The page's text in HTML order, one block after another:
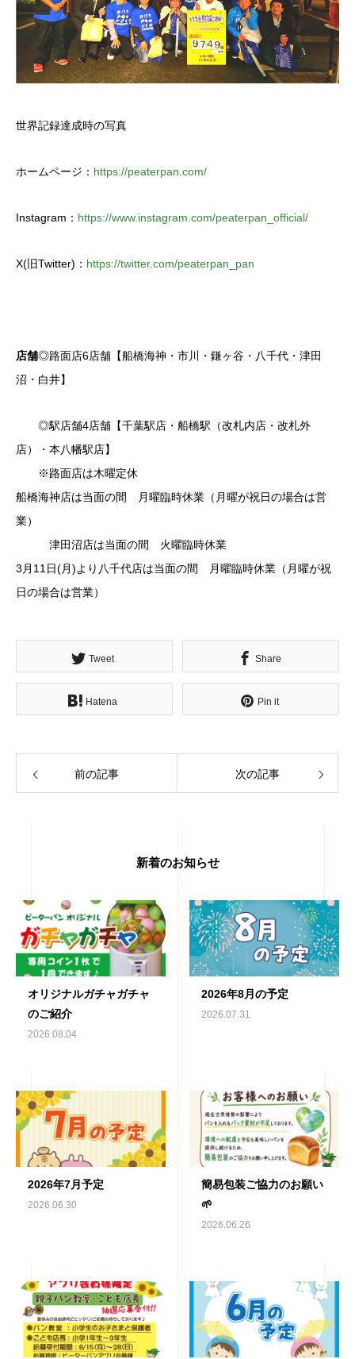
世界記録達成時の写真
ホームページ： https://peaterpan.com/
Instagram： https://www.instagram.com/peaterpan_official/
X(旧Twitter)： https://twitter.com/peaterpan_pan
店舗◎路面店6店舗【船橋海神・市川・鎌ヶ谷・八千代・津田
沼・白井】
◎駅店舗4店舗【千葉駅店・船橋駅（改札内店・改札外
店）・本八幡駅店】
※路面店は木曜定休
船橋海神店は当面の間 月曜臨時休業（月曜が祝日の場合は営
業）
津田沼店は当面の間 火曜臨時休業
3月11日(月)より八千代店は当面の間 月曜臨時休業（月曜が祝
日の場合は営業）
Tweet Share
Hatena Pin it
前の記事 次の記事
新着のお知らせ
オリジナルガチャガチャ
のご紹介
2026.08.04
2026年8月の予定
2026.07.31
2026年7月予定
2026.06.30
簡易包装ご協力のお願い
🌱
2026.06.26